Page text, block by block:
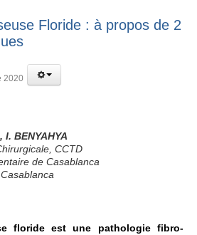
Floride : à propos de 2
2020
I. BENYAHYA
CCTD
de Casablanca
floride est une pathologie fibro-